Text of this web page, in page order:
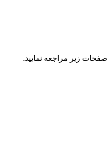
زیر مراجعه نمایید.